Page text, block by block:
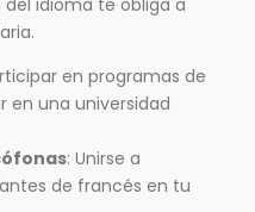
idioma te obliga a
en programas de
en una universidad
: Unirse a
de francés en tu